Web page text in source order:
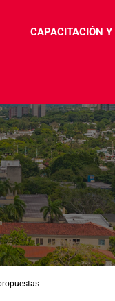
CAPACITACIÓN Y